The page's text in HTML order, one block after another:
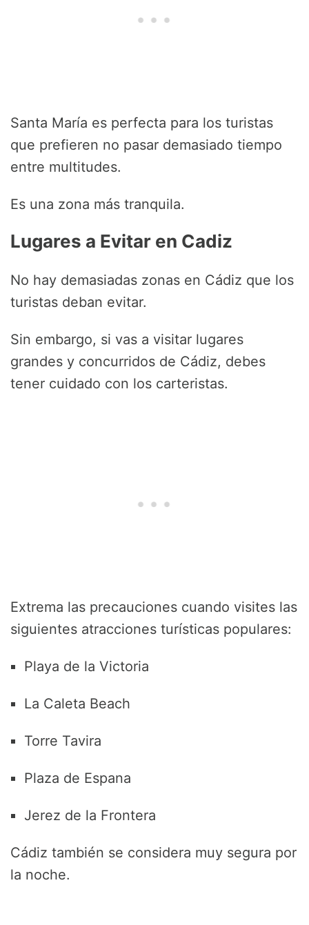
Santa María es perfecta para los turistas
que prefieren no pasar demasiado tiempo
entre multitudes.
Es una zona más tranquila.
Lugares a Evitar en Cadiz
No hay demasiadas zonas en Cádiz que los
turistas deban evitar.
Sin embargo, si vas a visitar lugares
grandes y concurridos de Cádiz, debes
tener cuidado con los carteristas.
Extrema las precauciones cuando visites las
siguientes atracciones turísticas populares:
Playa de la Victoria
La Caleta Beach
Torre Tavira
Plaza de Espana
Jerez de la Frontera
Cádiz también se considera muy segura por
la noche.